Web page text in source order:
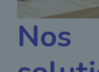
Nos